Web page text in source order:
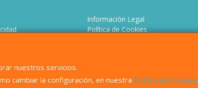
nuestros servicios.
cambiar la configuración, en nuestra Política de Cookies.
Información Legal
Política de Cookies
, , , , España. - C.I.F.: B82680158 - Tfno: